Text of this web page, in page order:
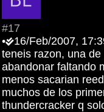
#17
•
16/Feb/2007,
teneis razon, una
abandonar faltando
menos sacarian
muchos de los
thundercracker q